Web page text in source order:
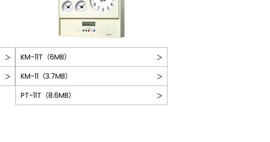
KM-11T（6MB）
KM-11（3.7MB）
PT-11T（8.6MB）